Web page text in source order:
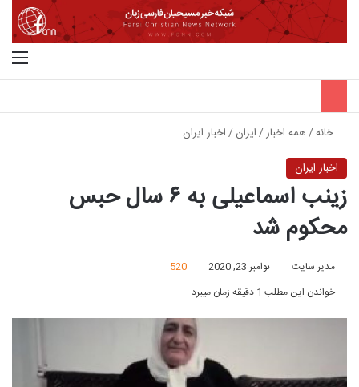
خانه/همه اخبار/ایران /اخبار ایران
اخبار ایران
زینب اسماعیلی به ۶ سال حبس
محکوم شد
مدیر سایت نوامبر 23, 2020
520
خواندن این مطلب 1 دقیقه زمان میبرد